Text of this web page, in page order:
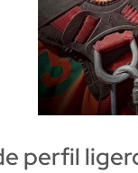
perfil